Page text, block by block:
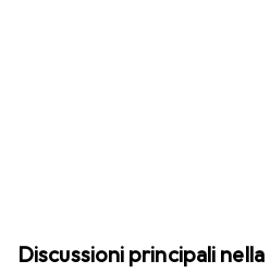
Discussioni principali